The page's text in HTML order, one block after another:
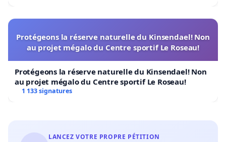
Protégeons la réserve naturelle du Kinsendael! Non
au projet mégalo du Centre sportif Le Roseau!
Protégeons la réserve naturelle du Kinsendael! Non
au projet mégalo du Centre sportif Le Roseau!
1 133 signatures
LANCEZ VOTRE PROPRE PÉTITION